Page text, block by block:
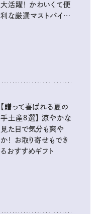
大活躍！ かわいくて便
利な厳選マストバイア
【贈って喜ばれる夏の
手土産８選】 涼やかな
見た目で気分も爽や
か！ お取り寄せもでき
るおすすめギフト